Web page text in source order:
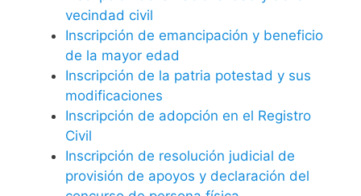
vecindad civil
Inscripción de emancipación y beneficio
de la mayor edad
Inscripción de la patria potestad y sus
modificaciones
Inscripción de adopción en el Registro
Civil
Inscripción de resolución judicial de
provisión de apoyos y declaración del